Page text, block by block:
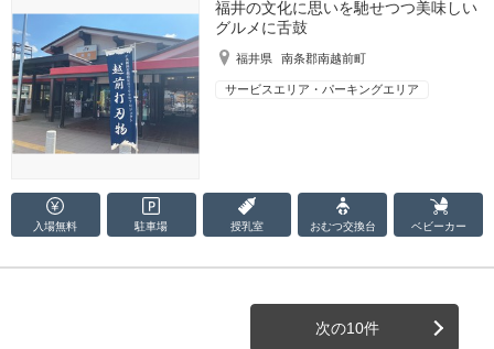
福井の文化に思いを馳せつつ美味しい
グルメに舌鼓
福井県 南条郡南越前町
サービスエリア・パーキングエリア
入場無料 駐車場 授乳室 おむつ交換台 ベビーカー
次の10件